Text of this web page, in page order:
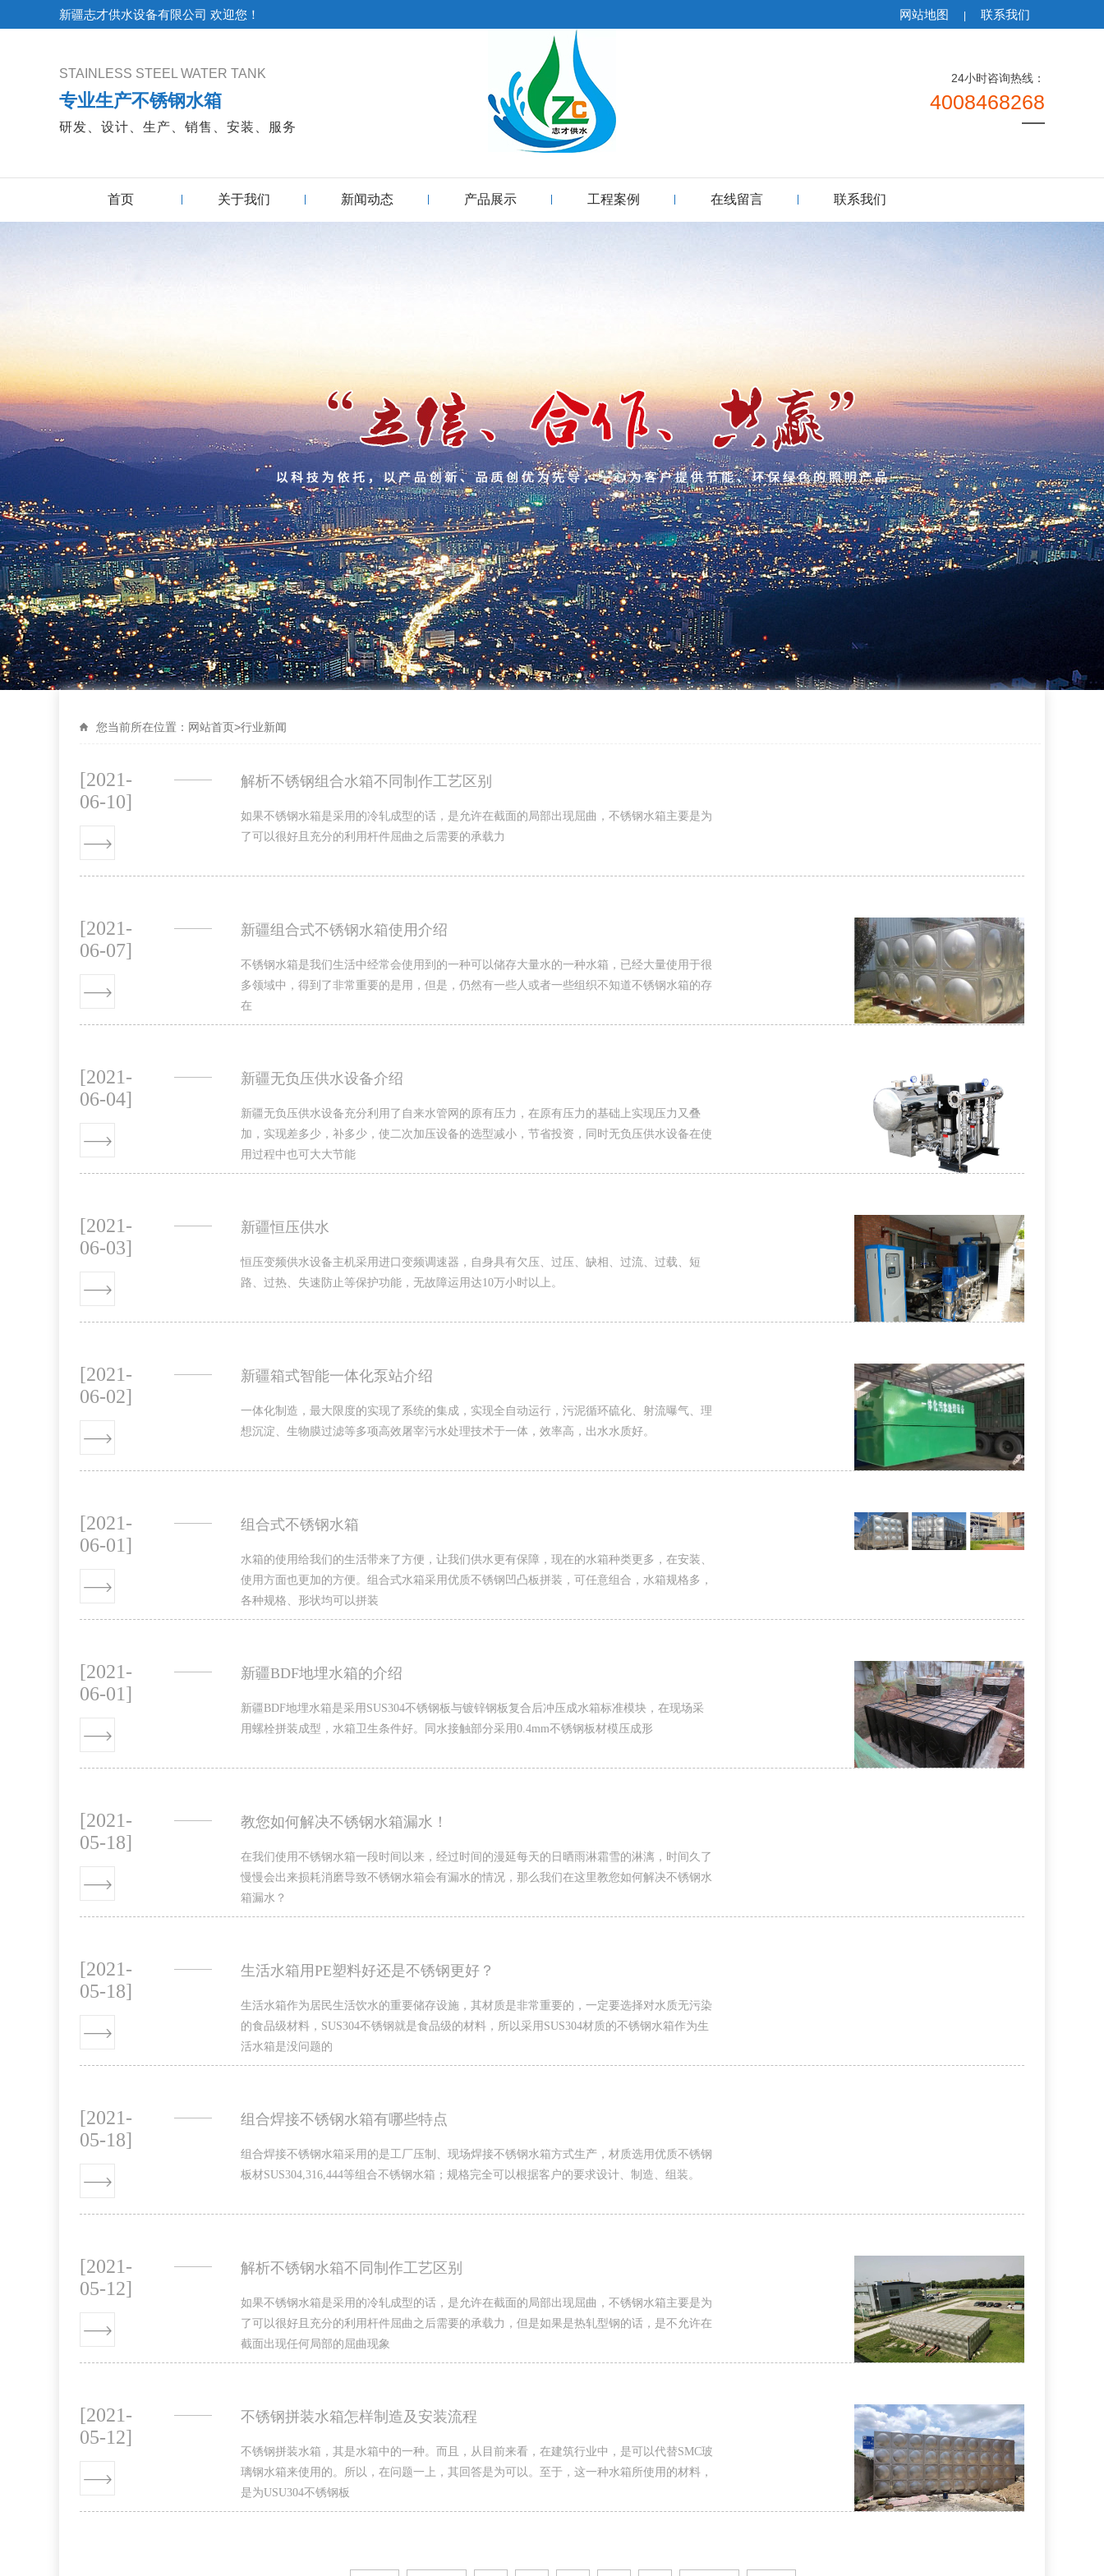
网站地图 联系我们
新疆志才供水设备有限公司 欢迎您！
24小时咨询热线：
4008468268
STAINLESS STEEL WATER TANK
专业生产不锈钢水箱
研发、设计、生产、销售、安装、服务
首页 关于我们 新闻动态 产品展示 工程案例 在线留言 联系我们
您当前所在位置： 网站首页>行业新闻
[2021-
06-10]
解析不锈钢组合水箱不同制作工艺区别
如果不锈钢水箱是采用的冷轧成型的话，是允许在截面的局部出现屈曲，不锈钢水箱主要是为
了可以很好且充分的利用杆件屈曲之后需要的承载力
[2021-
06-07]
新疆组合式不锈钢水箱使用介绍
不锈钢水箱是我们生活中经常会使用到的一种可以储存大量水的一种水箱，已经大量使用于很
多领域中，得到了非常重要的是用，但是，仍然有一些人或者一些组织不知道不锈钢水箱的存
在
[2021-
06-04]
新疆无负压供水设备介绍
新疆无负压供水设备充分利用了自来水管网的原有压力，在原有压力的基础上实现压力又叠
加，实现差多少，补多少，使二次加压设备的选型减小，节省投资，同时无负压供水设备在使
用过程中也可大大节能
[2021-
06-03]
新疆恒压供水
恒压变频供水设备主机采用进口变频调速器，自身具有欠压、过压、缺相、过流、过载、短
路、过热、失速防止等保护功能，无故障运用达10万小时以上。
[2021-
06-02]
新疆箱式智能一体化泵站介绍
一体化制造，最大限度的实现了系统的集成，实现全自动运行，污泥循环硫化、射流曝气、理
想沉淀、生物膜过滤等多项高效屠宰污水处理技术于一体，效率高，出水水质好。
[2021-
06-01]
组合式不锈钢水箱
水箱的使用给我们的生活带来了方便，让我们供水更有保障，现在的水箱种类更多，在安装、
使用方面也更加的方便。组合式水箱采用优质不锈钢凹凸板拼装，可任意组合，水箱规格多，
各种规格、形状均可以拼装
[2021-
06-01]
新疆BDF地埋水箱的介绍
新疆BDF地埋水箱是采用SUS304不锈钢板与镀锌钢板复合后冲压成水箱标准模块，在现场采
用螺栓拼装成型，水箱卫生条件好。同水接触部分采用0.4mm不锈钢板材模压成形
[2021-
05-18]
教您如何解决不锈钢水箱漏水！
在我们使用不锈钢水箱一段时间以来，经过时间的漫延每天的日晒雨淋霜雪的淋漓，时间久了
慢慢会出来损耗消磨导致不锈钢水箱会有漏水的情况，那么我们在这里教您如何解决不锈钢水
箱漏水？
[2021-
05-18]
生活水箱用PE塑料好还是不锈钢更好？
生活水箱作为居民生活饮水的重要储存设施，其材质是非常重要的，一定要选择对水质无污染
的食品级材料，SUS304不锈钢就是食品级的材料，所以采用SUS304材质的不锈钢水箱作为生
活水箱是没问题的
[2021-
05-18]
组合焊接不锈钢水箱有哪些特点
组合焊接不锈钢水箱采用的是工厂压制、现场焊接不锈钢水箱方式生产，材质选用优质不锈钢
板材SUS304,316,444等组合不锈钢水箱；规格完全可以根据客户的要求设计、制造、组装。
[2021-
05-12]
解析不锈钢水箱不同制作工艺区别
如果不锈钢水箱是采用的冷轧成型的话，是允许在截面的局部出现屈曲，不锈钢水箱主要是为
了可以很好且充分的利用杆件屈曲之后需要的承载力，但是如果是热轧型钢的话，是不允许在
截面出现任何局部的屈曲现象
[2021-
05-12]
不锈钢拼装水箱怎样制造及安装流程
不锈钢拼装水箱，其是水箱中的一种。而且，从目前来看，在建筑行业中，是可以代替SMC玻
璃钢水箱来使用的。所以，在问题一上，其回答是为可以。至于，这一种水箱所使用的材料，
是为USU304不锈钢板